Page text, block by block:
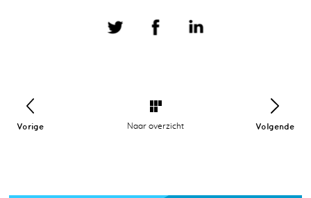
Vorige Naar overzicht Volgende